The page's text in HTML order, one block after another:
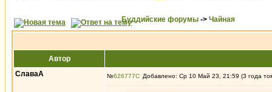
Буддийские форумы -> Чайная
Автор
СлаваА
№626777 Добавлено: Ср 10 Май 23, 21:59 (3 года